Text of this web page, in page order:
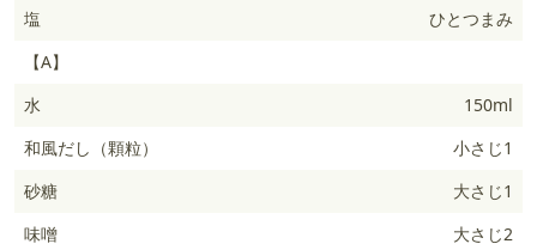
塩
ひとつまみ
【A】
水
150ml
和風だし（顆粒）
小さじ1
砂糖
大さじ1
味噌
大さじ2